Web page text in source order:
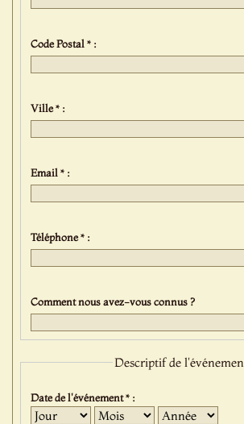
Code Postal * :
Ville * :
Email * :
Téléphone * :
Comment nous avez-vous connus ?
Descriptif de
Date de l'événement * :
Jour Mois Année